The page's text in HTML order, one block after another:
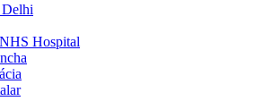
Hospital